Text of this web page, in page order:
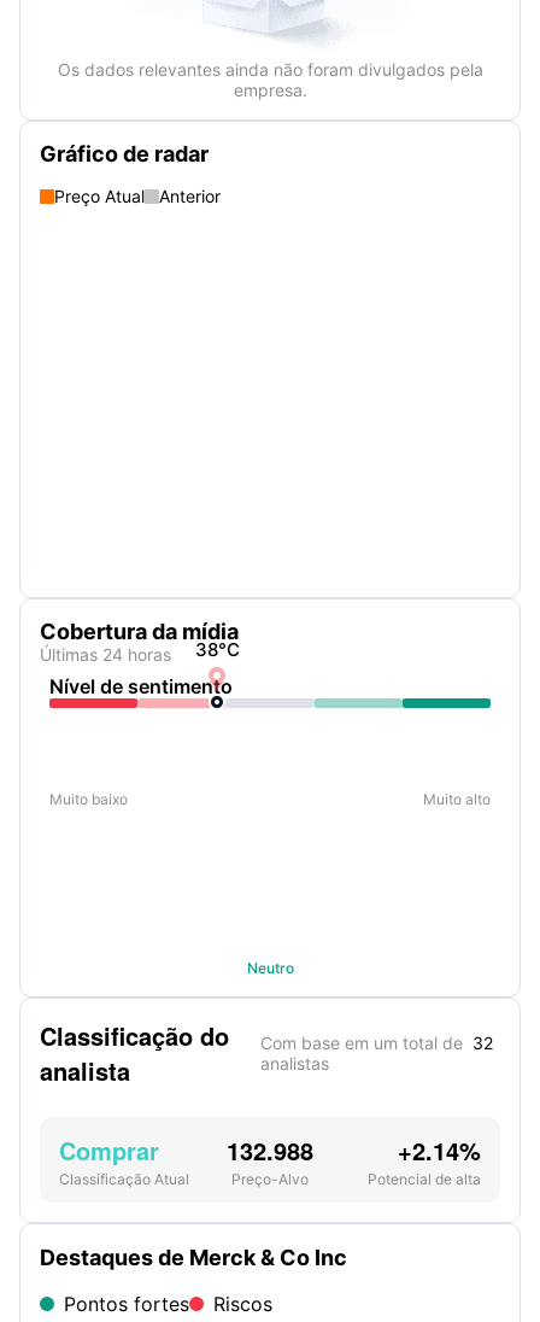
Os dados relevantes ainda não foram divulgados pela
empresa.
Gráfico de radar
Preço Atual Anterior
Cobertura da mídia
Últimas 24 horas
Nível de sentimento
38°C

Muito baixo Muito alto
Neutro
Destaques de Merck & Co Inc
Pontos fortes Riscos
Classificação do
analista
Com base em um total de 32
analistas
Comprar
Classificação Atual
132.988
Preço-Alvo
+2.14%
Potencial de alta